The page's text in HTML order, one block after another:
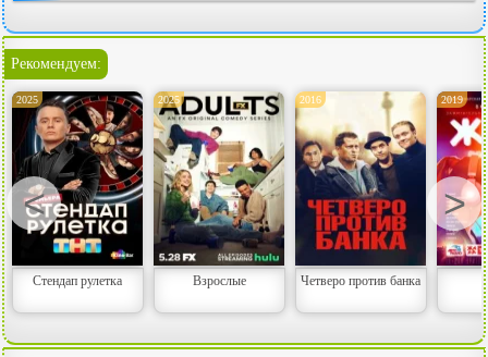
Рекомендуем:
2025
Стендап рулетка
2025
Взрослые
2016
Четверо против банка
2019
< >